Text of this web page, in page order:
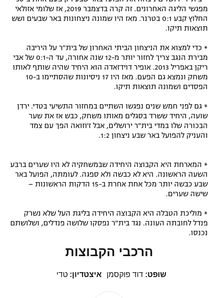
מפגשי הליגה האחרונים. זה קרה בדצמבר 2019, אז שלומי אזולאי
החלוץ קבע 0:1 בטרנר. מאז היו שמונה ניצחונות באר שבעים ושש
תוצאות תיקו.
* כדי למצוא את הניצחון הביתי האחרון של בית"ר על היריבה
מבירת הנגב צריך לחזור יותר מ-12 שנה אחורה, עד ה-0:1 של אבי
ריקן באפריל 2013. אופיר דוידזאדה הוא היחיד שהיה שותף לאותו
משחק ונמצא גם הפעם. מאז היו 17 ניסיונות שהסתיימו ב-10
הפסדים ושמונה תוצאות תיקו.
* גם לפני חמש שנים נפגשו השתיים במחזור התשיעי בטדי. ירדן
שועה, היחיד ששרד בסגלים מאותו משחק, כבש אז את שער
הבכורה שלו במדי בית"ר ירושלים, אבל ז'וזואה הפך עם צמד
והעניק להפועל באר שבע ניצחון 1:2.
* המארחת היא הקבוצה היחידה שבמשחקיה לא היו שערים ברבע
השעה הראשונה. היא לא כבשה ולא ספגה. לעומתה, הפועל באר
שבע כבשה יותר מכל אחת אחרת ב-15 הדקות הראשונות –
שישה שערים.
* מוליכת הטבלה היא הקבוצה היחידה בליגת העל שלא נשרק
פנדל לחובתה העונה. נגד בית"ר נפסקו שלושה פנדלים, ושלושתם
נכנסו.
הרכבי הקבוצות
שופט: דוד פוקסמן איצטדיון: טדי